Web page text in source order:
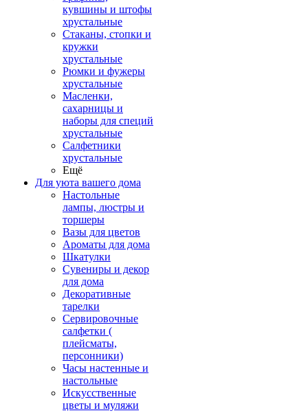
кувшины и штофы
хрустальные
Стаканы, стопки и
кружки
хрустальные
Рюмки и фужеры
хрустальные
Масленки,
сахарницы и
наборы для специй
хрустальные
Салфетники
хрустальные
Ещё
Для уюта вашего дома
Настольные
лампы, люстры и
торшеры
Вазы для цветов
Ароматы для дома
Шкатулки
Сувениры и декор
для дома
Декоративные
тарелки
Сервировочные
салфетки (
плейсматы,
персонники)
Часы настенные и
настольные
Искусственные
цветы и муляжи